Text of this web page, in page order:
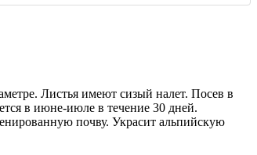
Листья имеют сизый налет. Посев в
в июне-июле в течение 30 дней.
почву. Украсит альпийскую